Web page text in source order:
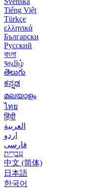
Tiếng Việt
Türkçe
ελληνικά
Български
Русский
বাংলা
বதமிழ்
తెలుగు
ಕನ್ನಡ
മലയാളം
ไทย
हिंदी
العربية
اردو
فارسی
עִברִית
中文 (简体)
日本語
한국어